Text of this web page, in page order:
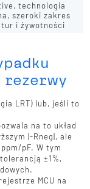
technologia
szeroki zakres
i żywotności
LRT) lub, jeśli to
na to układ
|-Rneg|, ale
pF. W tym
±1%,
MCU na